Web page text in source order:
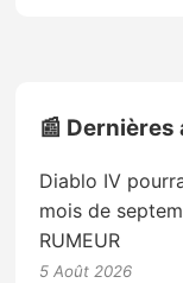
📰
Diablo IV
mois de
RUMEUR
5 Août 2026